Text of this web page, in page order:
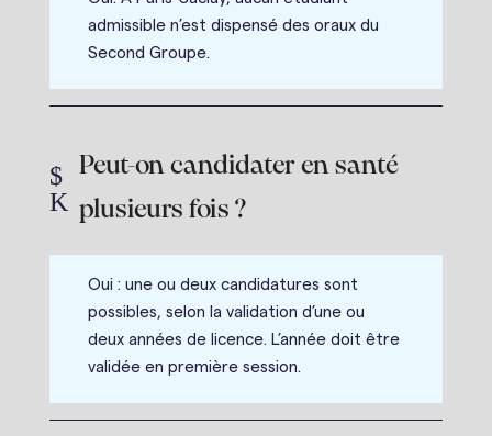
admissible n’est dispensé des oraux du
Second Groupe.
Peut-on candidater en santé
plusieurs fois ?
$
K
Oui : une ou deux candidatures sont
possibles, selon la validation d’une ou
deux années de licence. L’année doit être
validée en première session.